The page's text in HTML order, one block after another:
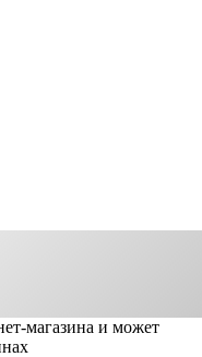
магазина и может